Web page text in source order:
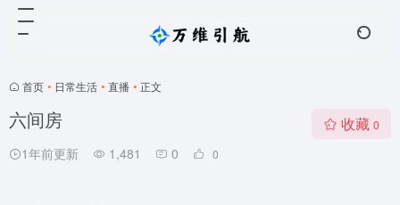
首页 • 日常生活 • 直播 • 正文
六间房
1年前更新 1,481 0 0
收藏 0